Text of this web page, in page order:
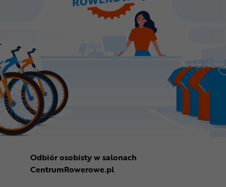
Odbiór osobisty w salonach
CentrumRowerowe.pl